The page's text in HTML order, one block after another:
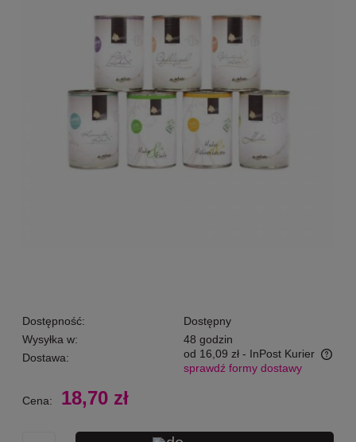
Dostępność:
Dostępny
Wysyłka w:
48 godzin
Dostawa:
od 16,09 zł - InPost Kurier
Cena nie zawiera ewentualnych kosztów płatności
sprawdź formy dostawy
Cena: 18,70 zł